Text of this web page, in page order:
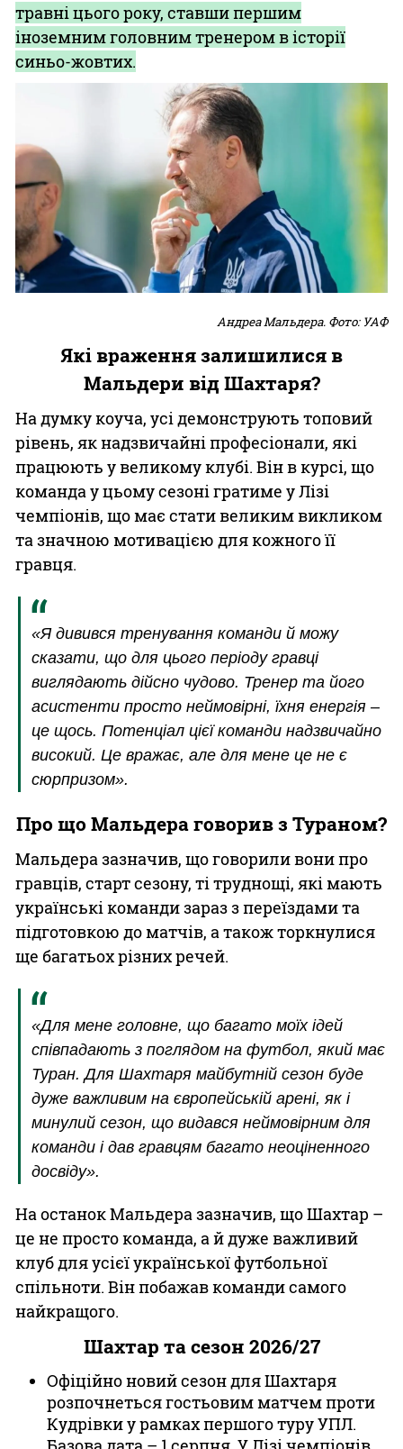
травні цього року, ставши першим
іноземним головним тренером в історії
синьо-жовтих.
Андреа Мальдера. Фото: УАФ
Які враження залишилися в
Мальдери від Шахтаря?
На думку коуча, усі демонструють топовий
рівень, як надзвичайні професіонали, які
працюють у великому клубі. Він в курсі, що
команда у цьому сезоні гратиме у Лізі
чемпіонів, що має стати великим викликом
та значною мотивацією для кожного її
гравця.
«Я дивився тренування команди й можу
сказати, що для цього періоду гравці
виглядають дійсно чудово. Тренер та його
асистенти просто неймовірні, їхня енергія –
це щось. Потенціал цієї команди надзвичайно
високий. Це вражає, але для мене це не є
сюрпризом».
Про що Мальдера говорив з Тураном?
Мальдера зазначив, що говорили вони про
гравців, старт сезону, ті труднощі, які мають
українські команди зараз з переїздами та
підготовкою до матчів, а також торкнулися
ще багатьох різних речей.
«Для мене головне, що багато моїх ідей
співпадають з поглядом на футбол, який має
Туран. Для Шахтаря майбутній сезон буде
дуже важливим на європейській арені, як і
минулий сезон, що видався неймовірним для
команди і дав гравцям багато неоціненного
досвіду».
На останок Мальдера зазначив, що Шахтар –
це не просто команда, а й дуже важливий
клуб для усієї української футбольної
спільноти. Він побажав команди самого
найкращого.
Шахтар та сезон 2026/27
Офіційно новий сезон для Шахтаря
розпочнеться гостьовим матчем проти
Кудрівки у рамках першого туру УПЛ.